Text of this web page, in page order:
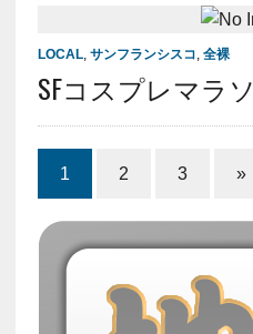
LOCAL, サンフランシスコ, 全裸
SFコスプレマラ
1 2 3 »